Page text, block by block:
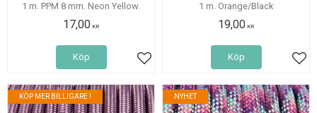
1 m. PPM 8 mm. Neon Yellow.
17,00 KR
Lägg till i favoriter
Köp
1 m. Orange/Black
19,00 KR
Köp
KÖP MER BILLIGARE ! NYHET